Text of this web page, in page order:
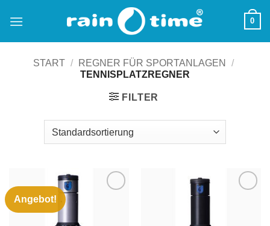
Inhalt
0
START / REGNER FÜR SPORTANLAGEN
/
TENNISPLATZREGNER
FILTER
Angebot!